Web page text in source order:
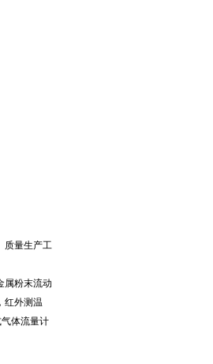
质量生产工
属粉末流动
红外测温
体流量计